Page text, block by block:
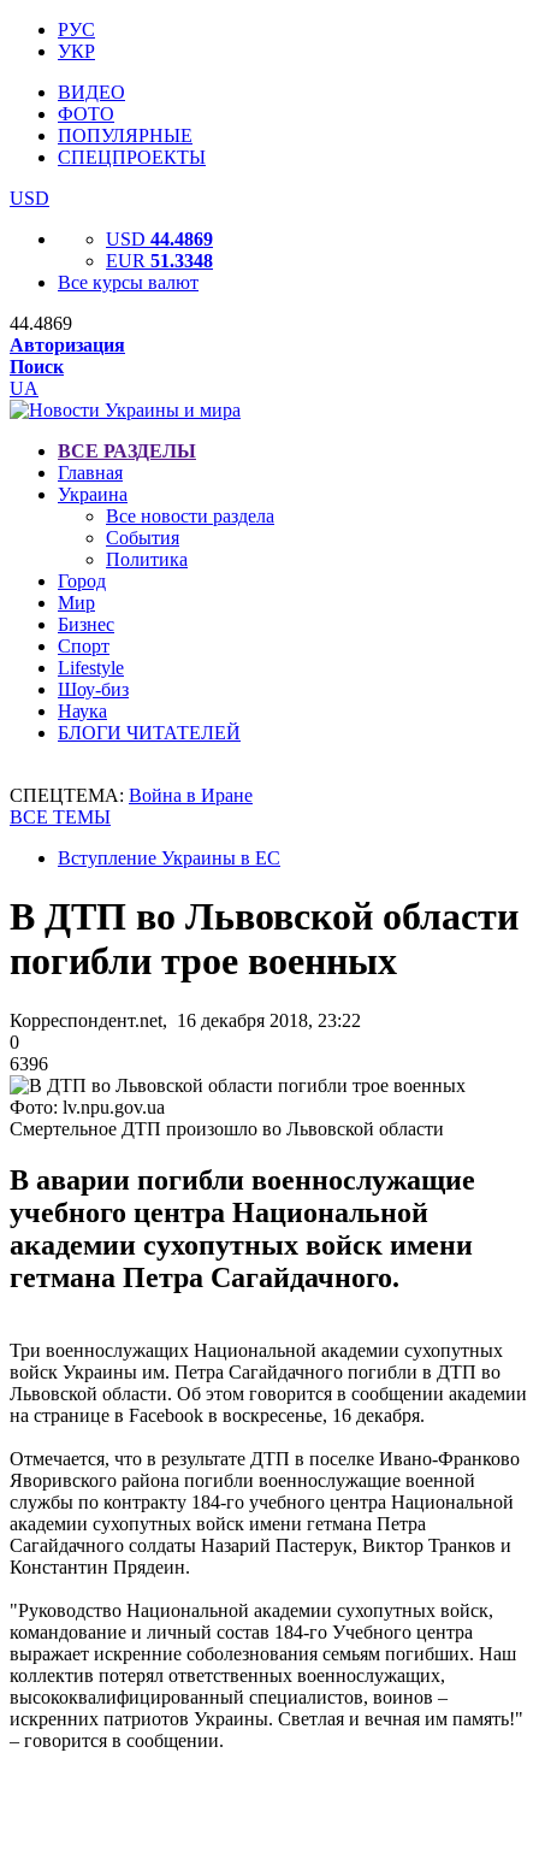
РУС
УКР
ВИДЕО
ФОТО
ПОПУЛЯРНЫЕ
СПЕЦПРОЕКТЫ
USD
USD 44.4869
EUR 51.3348
Все курсы валют
44.4869
Авторизация
Поиск
UA
ВСЕ РАЗДЕЛЫ
Главная
Украина
Все новости раздела
События
Политика
Город
Мир
Бизнес
Спорт
Lifestyle
Шоу-биз
Наука
БЛОГИ ЧИТАТЕЛЕЙ
СПЕЦТЕМА: Война в Иране
ВСЕ ТЕМЫ
Вступление Украины в ЕС
В ДТП во Львовской области
погибли трое военных
Корреспондент.net, 16 декабря 2018, 23:22
0
6396
Фото: lv.npu.gov.ua
Смертельное ДТП произошло во Львовской области
В аварии погибли военнослужащие
учебного центра Национальной
академии сухопутных войск имени
гетмана Петра Сагайдачного.
Три военнослужащих Национальной академии сухопутных
войск Украины им. Петра Сагайдачного погибли в ДТП во
Львовской области. Об этом говорится в сообщении академии
на странице в Facebook в воскресенье, 16 декабря.
Отмечается, что в результате ДТП в поселке Ивано-Франково
Яворивского района погибли военнослужащие военной
службы по контракту 184-го учебного центра Национальной
академии сухопутных войск имени гетмана Петра
Сагайдачного солдаты Назарий Пастерук, Виктор Транков и
Константин Прядеин.
"Руководство Национальной академии сухопутных войск,
командование и личный состав 184-го Учебного центра
выражает искренние соболезнования семьям погибших. Наш
коллектив потерял ответственных военнослужащих,
высококвалифицированный специалистов, воинов –
искренних патриотов Украины. Светлая и вечная им память!"
– говорится в сообщении.